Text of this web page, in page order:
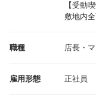
【受動
敷地内
職種 店長・
雇用形態 正社員